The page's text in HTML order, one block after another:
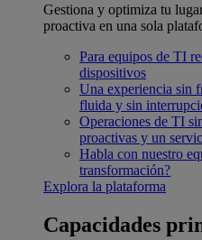
Gestiona y optimiza tu
proactiva en una sola
Para equipos de TI
dispositivos
Una experiencia sin
fluida y sin
Operaciones de TI
proactivas y un
Habla con nuestro
transformación?
Explora la plataforma
Capacidades